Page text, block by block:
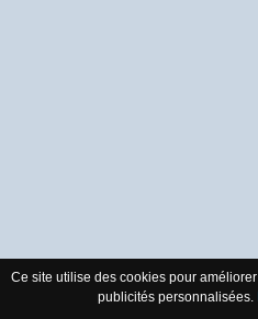
Ce site utilise des cookies pour
publicités personnalisées.